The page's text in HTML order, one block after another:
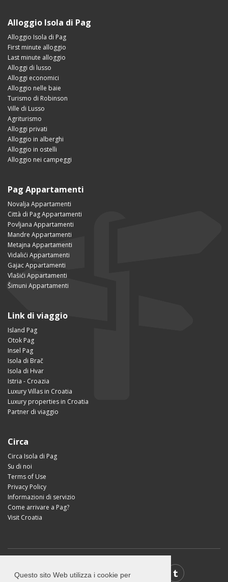
Questo sito Web utilizza i cookie per
Alloggio Isola di Pag
Alloggio Isola di Pag
First minute alloggio
Last minute alloggio
Alloggi di lusso
Alloggi economici
Alloggio nelle baie
Turismo di Robinson
Ville di Lusso
Agriturismo
Alloggi privati
Alloggio in alberghi
Alloggio in ostelli
Alloggio nei campeggi
Pag Appartamenti
Novalja Appartamenti
Città di Pag Appartamenti
Povljana Appartamenti
Mandre Appartamenti
Metajna Appartamenti
Vidalići Appartamenti
Gajac Appartamenti
Vlašići Appartamenti
Šimuni Appartamenti
Link di viaggio
Island Pag
Otok Pag
Insel Pag
Isola di Brač
Isola di Hvar
Istria - Croazia
Luxury Villas in Croatia
Luxury properties in Croatia
Partner di viaggio
Circa
Circa Isola di Pag
Su di noi
Terms of Use
Privacy Policy
Informazioni di servizio
Come arrivare a Pag?
Visit Croatia